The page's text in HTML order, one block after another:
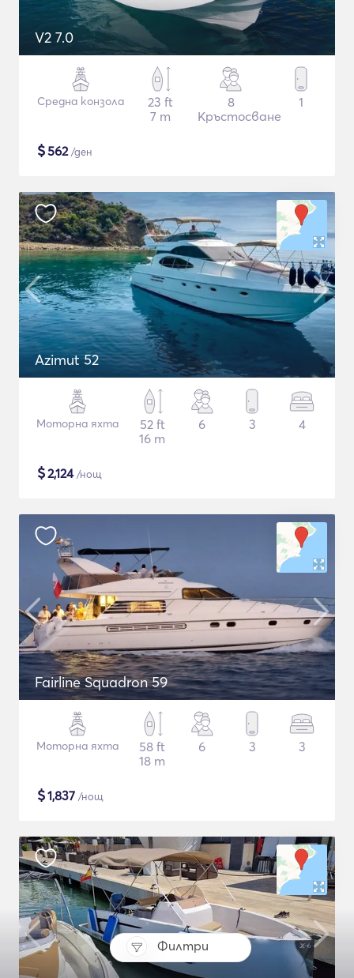
Филтри
V2 7.0
Средна конзола
23 ft
7 m
8
Кръстосване
1
$562/ден
Azimut 52
Моторна яхта
52 ft
16 m
6 3 4
$2,124/нощ
Fairline Squadron 59
Моторна яхта
58 ft
18 m
6 3 3
$1,837 /нощ